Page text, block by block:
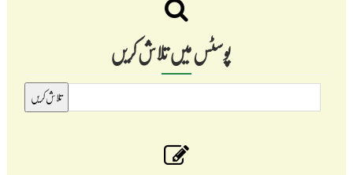
پوسٹس میں تلاش کریں